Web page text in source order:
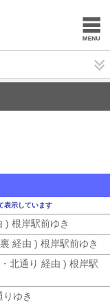
表示しています
) 根岸駅前ゆき
経由 ) 根岸駅前ゆき
北通り 経由 ) 根岸駅
りゆき